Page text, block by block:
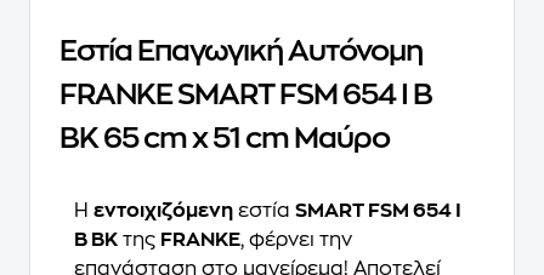
Εστία Επαγωγική Αυτόνομη
FRANKE SMART FSM 654 I B
BK 65 cm x 51 cm Μαύρo
Η εντοιχιζόμενη εστία SMART FSM 654 I
B BK της FRANKE, φέρνει την
επανάσταση στο μαγείρεμα! Αποτελεί